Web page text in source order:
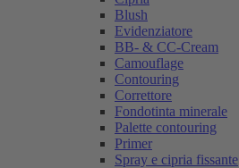
Blush
Evidenziatore
BB- & CC-Cream
Camouflage
Contouring
Correttore
Fondotinta minerale
Palette contouring
Primer
Spray e cipria fissante